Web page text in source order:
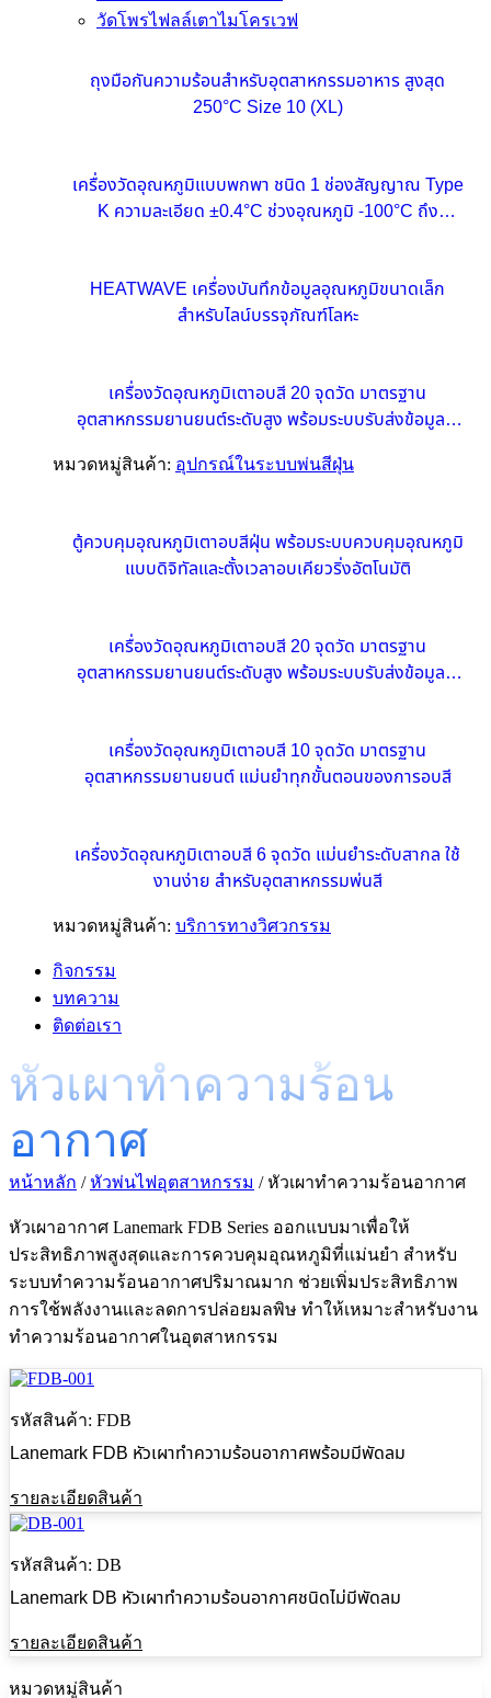
วัดโพรไฟลล์เตาไมโครเวฟ
ถุงมือกันความร้อนสำหรับอุตสาหกรรมอาหาร สูงสุด
250°C Size 10 (XL)
เครื่องวัดอุณหภูมิแบบพกพา ชนิด 1 ช่องสัญญาณ Type
K ความละเอียด ±0.4°C ช่วงอุณหภูมิ -100°C ถึง
HEATWAVE เครื่องบันทึกข้อมูลอุณหภูมิขนาดเล็ก
สำหรับไลน์บรรจุภัณฑ์โลหะ
เครื่องวัดอุณหภูมิเตาอบสี 20 จุดวัด มาตรฐาน
อุตสาหกรรมยานยนต์ระดับสูง พร้อมระบบรับส่งข้อมูลไร้
หมวดหมู่สินค้า: อุปกรณ์ในระบบพ่นสีฝุ่น
ตู้ควบคุมอุณหภูมิเตาอบสีฝุ่น พร้อมระบบควบคุมอุณหภูมิ
แบบดิจิทัลและตั้งเวลาอบเคียวริ่งอัตโนมัติ
เครื่องวัดอุณหภูมิเตาอบสี 20 จุดวัด มาตรฐาน
อุตสาหกรรมยานยนต์ระดับสูง พร้อมระบบรับส่งข้อมูลไร้
เครื่องวัดอุณหภูมิเตาอบสี 10 จุดวัด มาตรฐาน
อุตสาหกรรมยานยนต์ แม่นยำทุกขั้นตอนของการอบสี
เครื่องวัดอุณหภูมิเตาอบสี 6 จุดวัด แม่นยำระดับสากล ใช้
งานง่าย สำหรับอุตสาหกรรมพ่นสี
หมวดหมู่สินค้า: บริการทางวิศวกรรม
กิจกรรม
บทความ
ติดต่อเรา
หัวเผาทำความร้อน
อากาศ
หน้าหลัก /หัวพ่นไฟอุตสาหกรรม / หัวเผาทำความร้อนอากาศ
หัวเผาอากาศ Lanemark FDB Series ออกแบบมาเพื่อให้
ประสิทธิภาพสูงสุดและการควบคุมอุณหภูมิที่แม่นยำ สำหรับ
ระบบทำความร้อนอากาศปริมาณมาก ช่วยเพิ่มประสิทธิภาพ
การใช้พลังงานและลดการปล่อยมลพิษ ทำให้เหมาะสำหรับงาน
ทำความร้อนอากาศในอุตสาหกรรม
รหัสสินค้า: FDB
Lanemark FDB หัวเผาทำความร้อนอากาศพร้อมมีพัดลม
รายละเอียดสินค้า
รหัสสินค้า: DB
Lanemark DB หัวเผาทำความร้อนอากาศชนิดไม่มีพัดลม
รายละเอียดสินค้า
หมวดหมู่สินค้า